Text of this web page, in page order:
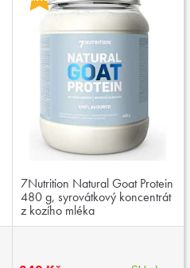
7Nutrition Natural Goat Protein
480 g, syrovátkový koncentrát
z kozího mléka